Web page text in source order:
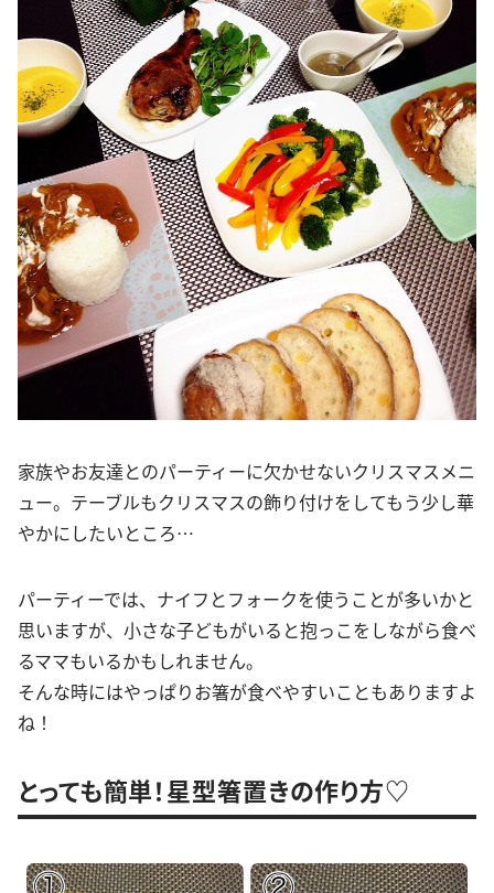
家族やお友達とのパーティーに欠かせないクリスマスメニ
ュー。テーブルもクリスマスの飾り付けをしてもう少し華
やかにしたいところ…
パーティーでは、ナイフとフォークを使うことが多いかと
思いますが、小さな子どもがいると抱っこをしながら食べ
るママもいるかもしれません。
そんな時にはやっぱりお箸が食べやすいこともありますよ
ね！
とっても簡単！星型箸置きの作り方♡